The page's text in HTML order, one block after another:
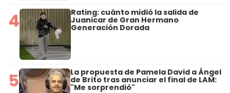
4 Rating: cuánto midió la salida de
Juanicar de Gran Hermano
Generación Dorada
5 La propuesta de Pamela David a Ángel
de Brito tras anunciar el final de LAM:
"Me sorprendió"